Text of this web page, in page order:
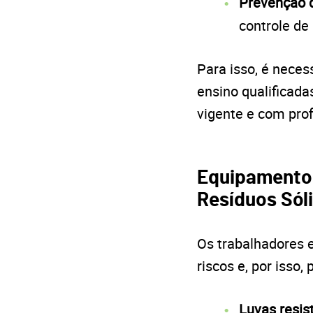
controle
Para isso, é
ensino
vigente e com
Resíduos
Os trabalhadores
riscos e, por isso,
Luvas